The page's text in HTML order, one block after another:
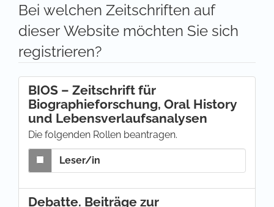
Bei welchen Zeitschriften auf
dieser Website möchten Sie sich
registrieren?
BIOS – Zeitschrift für
Biographieforschung, Oral History
und Lebensverlaufsanalysen
Die folgenden Rollen beantragen.
Leser/in
Debatte. Beiträge zur